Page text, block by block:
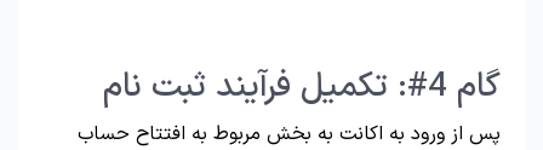
گام 4#: تکمیل فرآیند ثبت نام
پس از ورود به اکانت به بخش مربوط به افتتاح حساب